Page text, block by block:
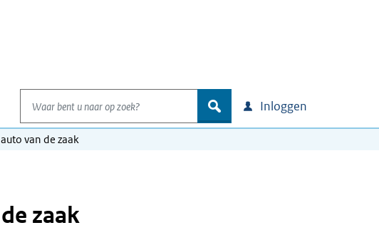
Waar bent u naar op zoek?
zoek Inloggen
van de zaak
zaak